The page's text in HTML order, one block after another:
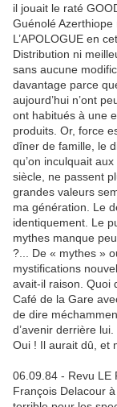
il jouait le raté
Guénolé
L’APOLOGUE en
Distribution ni
sans aucune
davantage parce
aujourd’hui n’ont
ont habitués à une
produits. Or, force
dîner de famille, le
qu’on inculquait
siècle, ne passent
grandes valeurs
ma génération. Le
identiquement. Le
mythes manque
?... De « mythes »
mystifications
avait-il raison. Quoi
Café de la Gare
de dire
d’avenir derrière
Oui ! Il aurait dû, et
06.09.84 - Revu LE
François Delacour